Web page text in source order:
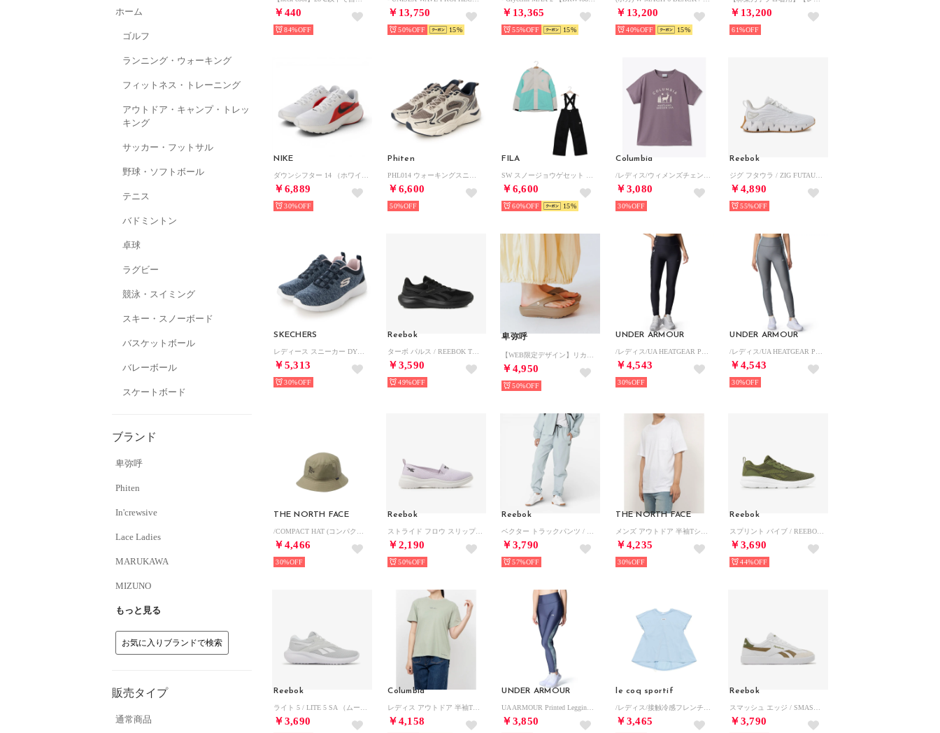
ホーム
ゴルフ
ランニング・ウォーキング
フィットネス・トレーニング
アウトドア・キャンプ・トレッ
キング
サッカー・フットサル
野球・ソフトボール
テニス
バドミントン
卓球
ラグビー
競泳・スイミング
スキー・スノーボード
バスケットボール
バレーボール
スケートボード
ブランド
卑弥呼
Phiten
In'crewsive
Lace Ladies
MARUKAWA
MIZUNO
もっと見る
お気に入りブランドで検索
販売タイプ
通常商品
￥440
84%
￥13,750
50% 15
￥13,365
55% 15
￥13,200
40% 15
￥13,200
61%
NIKE
￥6,889
30%
Phiten
￥6,600
50%
FILA
￥6,600
60% 15
Columbia
￥3,080
30%
Reebok
￥4,890
55%
SKECHERS
￥5,313
30%
Reebok
￥3,590
49%
卑弥呼
￥4,950
50%
UNDER ARMOUR
￥4,543
30%
UNDER ARMOUR
￥4,543
30%
THE NORTH FACE
￥4,466
30%
Reebok
￥2,190
50%
Reebok
￥3,790
57%
THE NORTH FACE
￥4,235
30%
Reebok
￥3,690
44%
Reebok
￥3,690
Columbia
￥4,158
UNDER ARMOUR
￥3,850
le coq sportif
￥3,465
Reebok
￥3,790